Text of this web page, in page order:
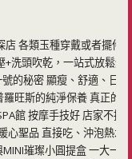
店 各類玉種穿戴或者擺件
+洗頭吹乾，一站式放鬆體
的秘密 顯瘦、舒適、日
旺斯的純淨保養 真正的
館 按摩手技好 店家不
心聖品 直接吃、沖泡熱水
璀璨小圓提盒 一大一